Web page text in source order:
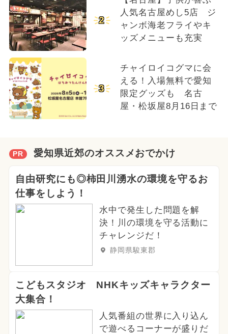
2
人気名古屋めし5店 ジ
ャンボ海老フライやキ
ッズメニューも充実
3
チャイロイコグマに会
える！入場無料で愛知
限定グッズも 名古
屋・松坂屋8月16日まで
PR 愛知県近郊のオススメおでかけ
自由研究にも◎柿田川湧水の環境を守るお
仕事をしよう！
水中で発生した問題を解
決！川の環境を守る活動に
チャレンジだ！
静岡県駿東郡
こどもスタジオ NHKキッズキャラクター
大集合！
人気番組の世界に入り込ん
で遊べるコーナーが盛りだ